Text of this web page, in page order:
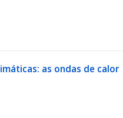
as ondas de calor